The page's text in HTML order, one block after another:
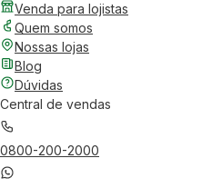
Venda para lojistas
Quem somos
Nossas lojas
Blog
Dúvidas
Central de vendas
0800-200-2000